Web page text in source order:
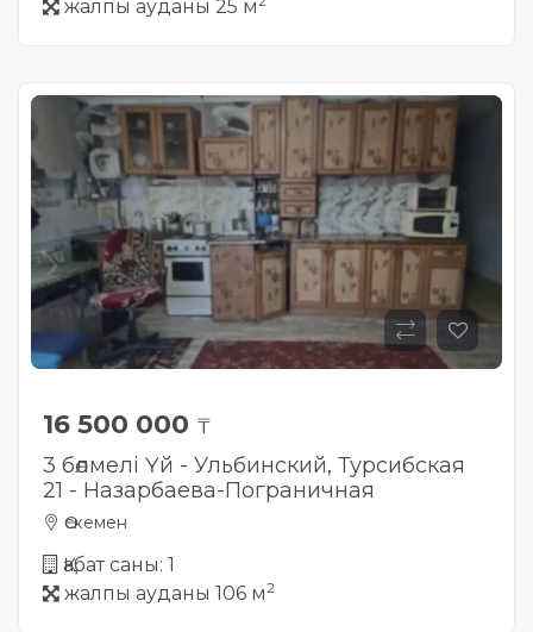
жалпы ауданы 25 м
16 500 000 ₸
3 бөлмелі Үй - Ульбинский, Турсибская
21 - Назарбаева-Пограничная
Өскемен
Қабат саны: 1
жалпы ауданы 106 м2